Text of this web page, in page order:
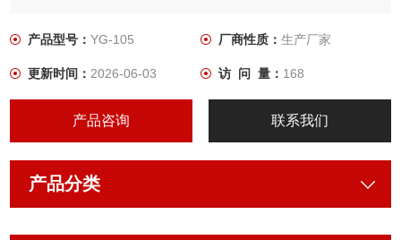
方便，操作简单，精确度高 终身保修等众多优势，下面给大家介
像分析厚度范围，遇到种猪育种改良具有重要意义。
产品型号：YG-105 厂商性质： 生产厂家
更新时间：2026-06-03 访 问 量： 168
产品咨询 联系我们
产品分类